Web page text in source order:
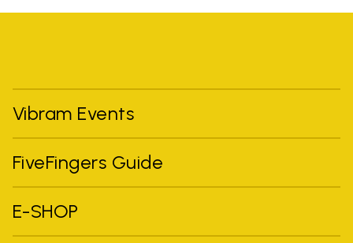
Vibram Events
FiveFingers Guide
E-SHOP